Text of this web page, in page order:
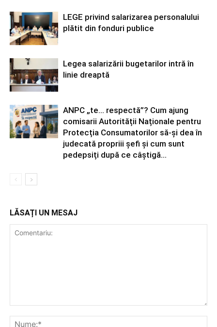
LEGE privind salarizarea personalului
plătit din fonduri publice
Legea salarizării bugetarilor intră în
linie dreaptă
ANPC „te… respectă”? Cum ajung
comisarii Autorității Naționale pentru
Protecția Consumatorilor să-și dea în
judecată propriii șefi și cum sunt
pedepsiți după ce câștigă...
LĂSAȚI UN MESAJ